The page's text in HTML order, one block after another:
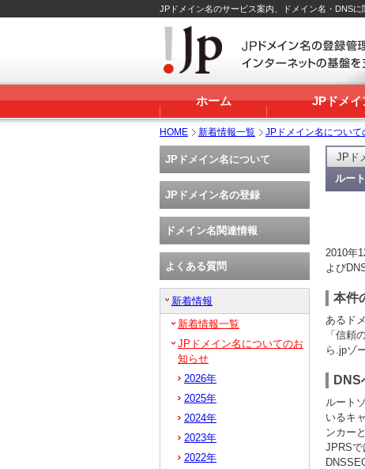
JPドメイン名のサービス案内、ドメイン名・DNSに
ホーム JPドメイ
HOME 新着情報一覧 JPドメイン名について
JPド
ルー
2010年
よび
本件
あるド
「信頼
ら.jpゾ
DNS
ルート
いるキ
ンカー
JPRSで
JPドメイン名について
JPドメイン名の登録
ドメイン名関連情報
よくある質問
新着情報
新着情報一覧
JPドメイン名についてのお
知らせ
2026年
2025年
2024年
2023年
2022年